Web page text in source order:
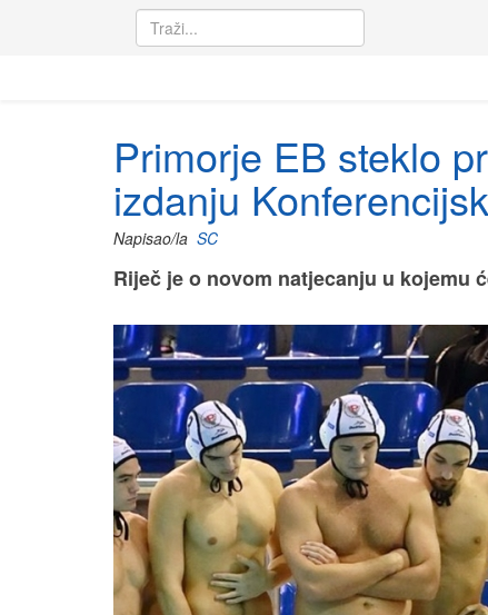
Primorje EB steklo
izdanju
Napisao/la SC
Riječ je o novom natjecanju u kojemu